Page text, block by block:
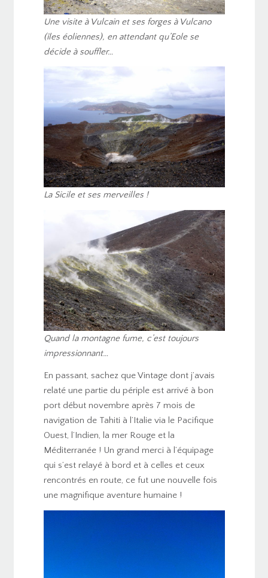
Une visite à Vulcain et ses forges à Vulcano
(îles éoliennes), en attendant qu’Eole se
décide à souffler…
La Sicile et ses merveilles !
Quand la montagne fume, c’est toujours
impressionnant…
En passant, sachez que Vintage dont j’avais
relaté une partie du périple est arrivé à bon
port début novembre après 7 mois de
navigation de Tahiti à l’Italie via le Pacifique
Ouest, l’Indien, la mer Rouge et la
Méditerranée ! Un grand merci à l’équipage
qui s’est relayé à bord et à celles et ceux
rencontrés en route, ce fut une nouvelle fois
une magnifique aventure humaine !